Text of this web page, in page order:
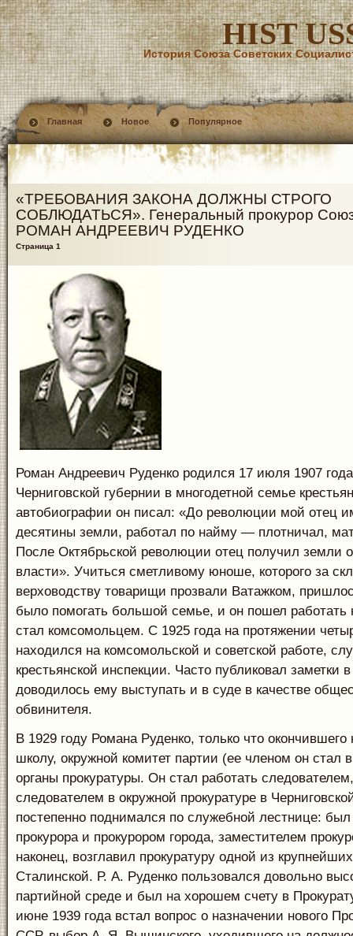
HIST
История Союза Советских
Главная Новое Популярное
«ТРЕБОВАНИЯ ЗАКОНА ДОЛЖНЫ СТРОГО
СОБЛЮДАТЬСЯ». Генеральный прокурор
РОМАН АНДРЕЕВИЧ РУДЕНКО
Страница 1
Роман Андреевич Руденко родился 17 июля 1907
Черниговской губернии в многодетной семье
автобиографии он писал: «До революции мой отец
десятины земли, работал по найму — плотничал,
После Октябрьской революции отец получил земли
власти». Учиться сметливому юноше, которого за
верховодству товарищи прозвали Ватажком,
было помогать большой семье, и он пошел работать
стал комсомольцем. С 1925 года на протяжении
находился на комсомольской и советской работе,
крестьянской инспекции. Часто публиковал заметки
доводилось ему выступать и в суде в качестве
обвинителя.
В 1929 году Романа Руденко, только что
школу, окружной комитет партии (ее членом он стал
органы прокуратуры. Он стал работать
следователем в окружной прокуратуре в
постепенно поднимался по служебной лестнице:
прокурора и прокурором города, заместителем
наконец, возглавил прокуратуру одной из
Сталинской. Р. А. Руденко пользовался довольно
партийной среде и был на хорошем счету в
июне 1939 года встал вопрос о назначении нового